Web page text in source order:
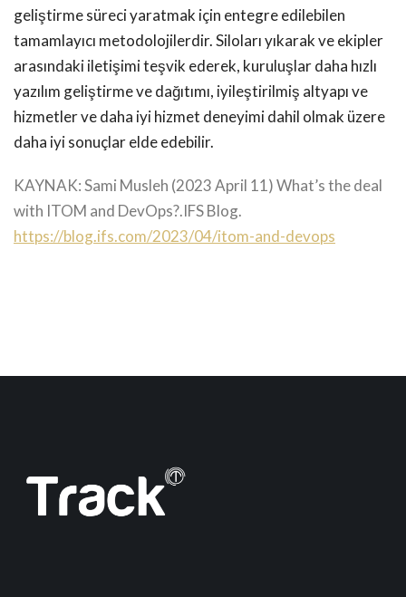
geliştirme süreci yaratmak için entegre edilebilen
tamamlayıcı metodolojilerdir. Siloları yıkarak ve ekipler
arasındaki iletişimi teşvik ederek, kuruluşlar daha hızlı
yazılım geliştirme ve dağıtımı, iyileştirilmiş altyapı ve
hizmetler ve daha iyi hizmet deneyimi dahil olmak üzere
daha iyi sonuçlar elde edebilir.
KAYNAK:Sami Musleh (2023 April 11) What’s the deal
with ITOM and DevOps?.IFS Blog.
https://blog.ifs.com/2023/04/itom-and-devops